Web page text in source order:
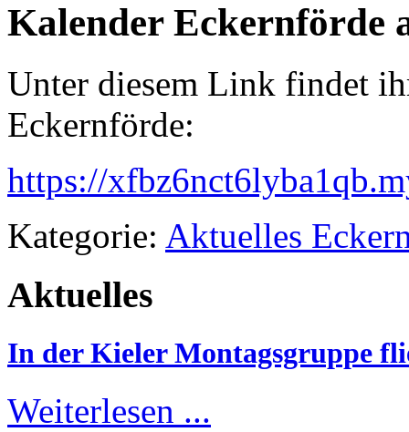
Kalender Eckernförde
Unter diesem Link findet
Eckernförde:
https://
Kategorie: Aktuelles
Aktuelles
In der Kieler Montagsgruppe
Weiterlesen ...